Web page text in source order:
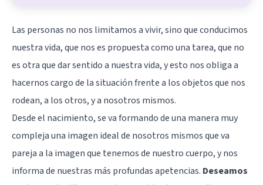
Las personas no nos limitamos a vivir, sino que conducimos
nuestra vida, que nos es propuesta como una tarea, que no
es otra que dar sentido a nuestra vida, y esto nos obliga a
hacernos cargo de la situación frente a los objetos que nos
rodean, a los otros, y a nosotros mismos.
Desde el nacimiento, se va formando de una manera muy
compleja una imagen ideal de nosotros mismos que va
pareja a la imagen que tenemos de nuestro cuerpo, y nos
informa de nuestras más profundas apetencias. Deseamos